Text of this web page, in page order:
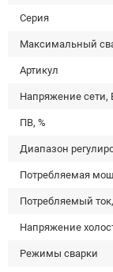
Серия
Максимальный
Артикул
Напряжение сети,
ПВ, %
Диапазон
Потребляемая
Потребляемый
Напряжение
Режимы сварки